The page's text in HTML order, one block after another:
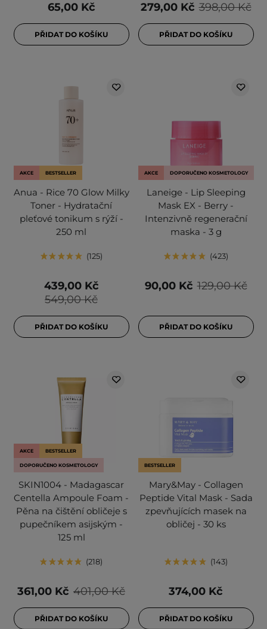
65,00 Kč
PŘIDAT DO KOŠÍKU
398,00 Kč
279,00 Kč
PŘIDAT DO KOŠÍKU
AKCE BESTSELLER
Anua - Rice 70 Glow Milky
Toner - Hydratační
pleťové tonikum s rýží -
250 ml
125
549,00 Kč
439,00 Kč
PŘIDAT DO KOŠÍKU
AKCE DOPORUČENO KOSMETOLOGY
Laneige - Lip Sleeping
Mask EX - Berry -
Intenzivně regenerační
maska - 3 g
423
129,00 Kč
90,00 Kč
PŘIDAT DO KOŠÍKU
AKCE BESTSELLER
DOPORUČENO KOSMETOLOGY
SKIN1004 - Madagascar
Centella Ampoule Foam -
Pěna na čištění obličeje s
pupečníkem asijským -
125 ml
218
401,00 Kč
361,00 Kč
PŘIDAT DO KOŠÍKU
BESTSELLER
Mary&May - Collagen
Peptide Vital Mask - Sada
zpevňujících masek na
obličej - 30 ks
143
374,00 Kč
PŘIDAT DO KOŠÍKU